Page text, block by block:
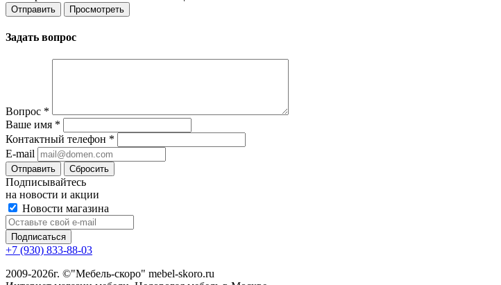
Задать вопрос
Вопрос *
Ваше имя *
Контактный телефон *
E-mail
Сбросить
Подписывайтесь
на новости и акции
Новости магазина
+7 (930) 833-88-03
2009-2026г. ©"Мебель-скоро" mebel-skoro.ru